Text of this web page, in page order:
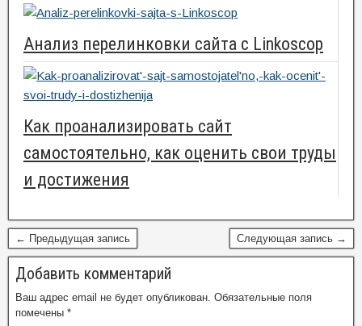
Анализ перелинковки сайта с Linkoscop
Как проанализировать сайт
самостоятельно, как оценить свои труды
и достижения
← Предыдущая запись Следующая запись →
Добавить комментарий
Ваш адрес email не будет опубликован. Обязательные поля
помечены *